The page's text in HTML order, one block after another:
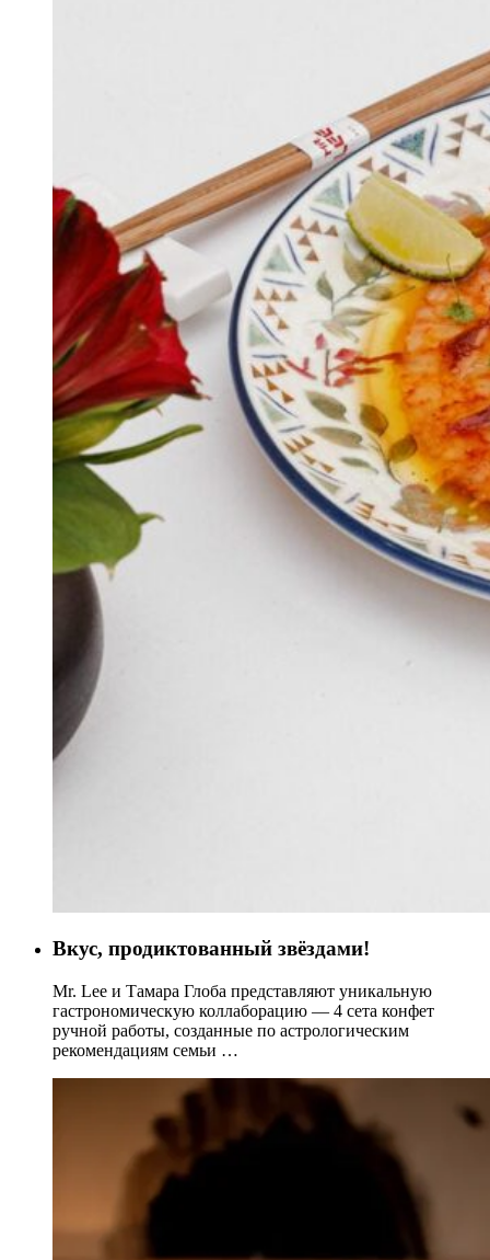
Вкус, продиктованный звёздами!
Mr. Lee и Тамара Глоба представляют уникальную
гастрономическую коллаборацию — 4 сета конфет
ручной работы, созданные по астрологическим
рекомендациям семьи …